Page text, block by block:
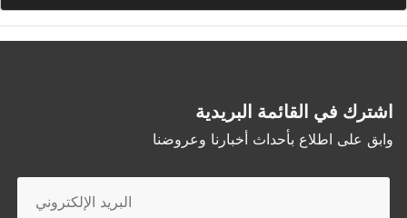
اشترك في القائمة البريدية
وابق على اطلاع بأحداث أخبارنا وعروضنا